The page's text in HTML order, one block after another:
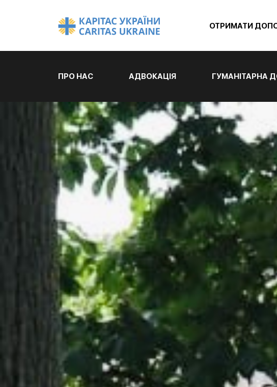
ОТРИМАТИ
ПРО НАС АДВОКАЦІЯ ГУМАНІТАРНА